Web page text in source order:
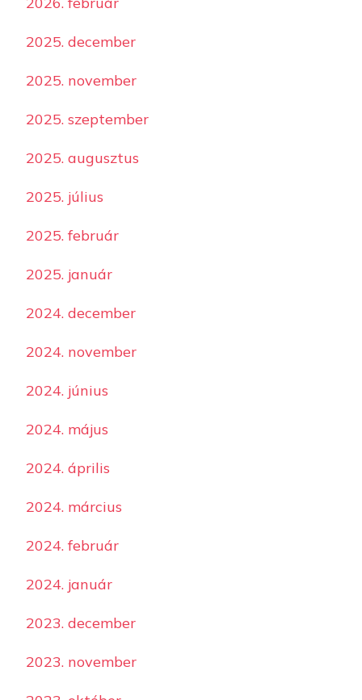
2025. december
2025. november
2025. szeptember
2025. augusztus
2025. július
2025. február
2025. január
2024. december
2024. november
2024. június
2024. május
2024. április
2024. március
2024. február
2024. január
2023. december
2023. november